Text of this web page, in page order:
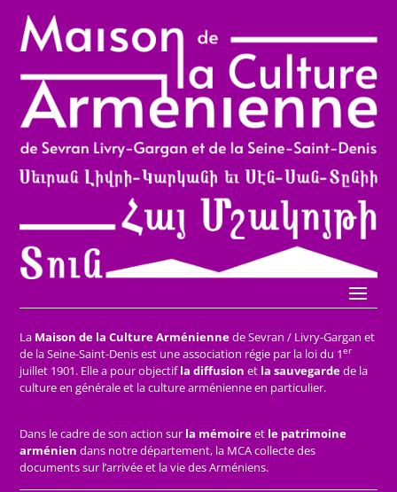
La Maison de la Culture Arméniennede Sevran / Livry-Gargan et
de la Seine-Saint-Denis est une association régie par la loi du 1er
juillet 1901. Elle a pour objectifla diffusion et la sauvegardede la
culture en générale et la culture arménienne en particulier.
Dans le cadre de son action sur la mémoireet le patrimoine
arménien dans notre département, la MCA collecte des
documents sur l’arrivée et la vie des Arméniens.